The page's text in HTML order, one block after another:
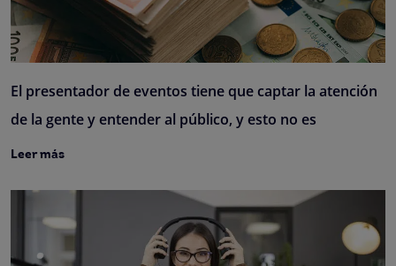
El presentador de eventos tiene que captar la atención
de la gente y entender al público, y esto no es
Leer más